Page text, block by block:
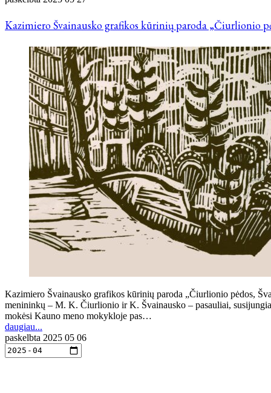
Kazimiero Švainausko grafikos kūrinių paroda „Čiurlionio
Kazimiero Švainausko grafikos kūrinių paroda „Čiurlionio pėdos,
menininkų – M. K. Čiurlionio ir K. Švainausko – pasauliai,
mokėsi Kauno meno mokykloje pas…
daugiau...
paskelbta 2025 05 06